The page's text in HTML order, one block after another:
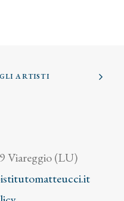
ARTISTI
Viareggio (LU)